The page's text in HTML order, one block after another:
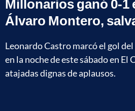
Millonarios ganó 0-1
Álvaro Montero,
Leonardo Castro marcó el gol
en la noche de este sábado en
atajadas dignas de aplausos.